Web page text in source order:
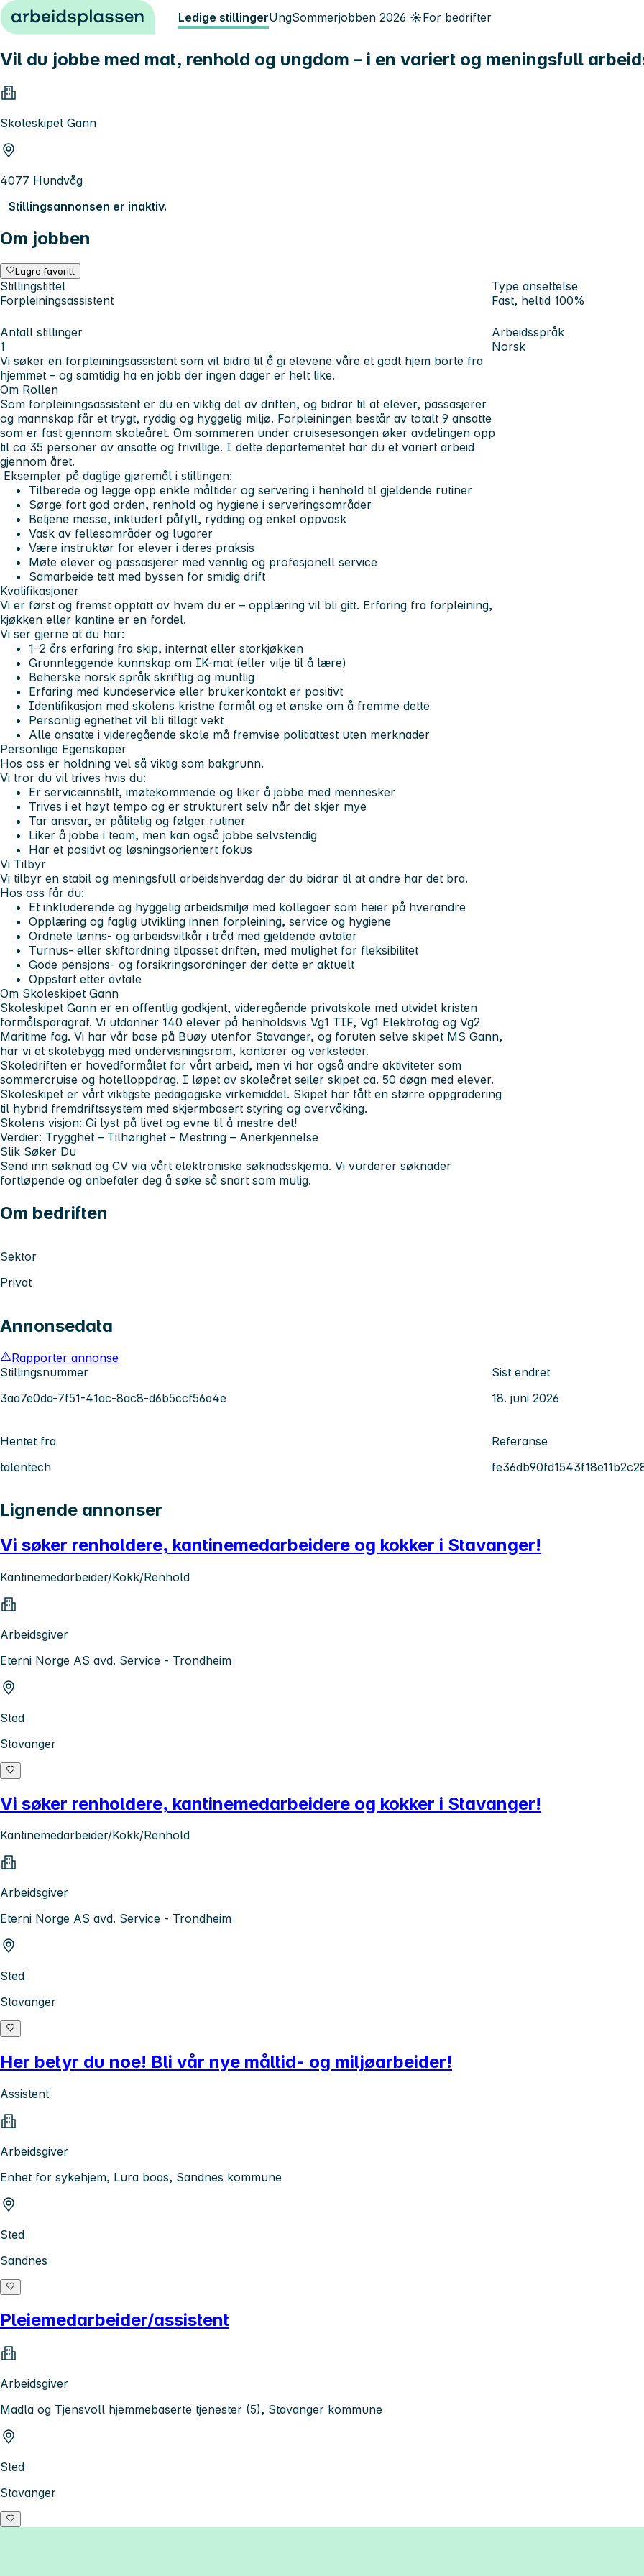
Hopp til innhold Ledige stillingerUngSommerjobben 2026 ☀️For bedrifter
Vil du jobbe med mat, renhold og ungdom – i en variert og meningsfull
Skoleskipet Gann
4077 Hundvåg
Stillingsannonsen er inaktiv.
Om jobben
Lagre favoritt
Stillingstittel
Forpleiningsassistent
Type ansettelse
Fast, heltid 100%
Antall stillinger
1
Arbeidsspråk
Norsk
Vi søker en forpleiningsassistent som vil bidra til å gi elevene våre et godt hjem borte fra
hjemmet – og samtidig ha en jobb der ingen dager er helt like.
Om Rollen
Som forpleiningsassistent er du en viktig del av driften, og bidrar til at elever, passasjerer
og mannskap får et trygt, ryddig og hyggelig miljø. Forpleiningen består av totalt 9 ansatte
som er fast gjennom skoleåret. Om sommeren under cruisesesongen øker avdelingen opp
til ca 35 personer av ansatte og frivillige. I dette departementet har du et variert arbeid
gjennom året.
Eksempler på daglige gjøremål i stillingen:
Tilberede og legge opp enkle måltider og servering i henhold til gjeldende rutiner
Sørge fort god orden, renhold og hygiene i serveringsområder
Betjene messe, inkludert påfyll, rydding og enkel oppvask
Vask av fellesområder og lugarer
Være instruktør for elever i deres praksis
Møte elever og passasjerer med vennlig og profesjonell service
Samarbeide tett med byssen for smidig drift
Kvalifikasjoner
Vi er først og fremst opptatt av hvem du er – opplæring vil bli gitt. Erfaring fra forpleining,
kjøkken eller kantine er en fordel.
Vi ser gjerne at du har:
1–2 års erfaring fra skip, internat eller storkjøkken
Grunnleggende kunnskap om IK-mat (eller vilje til å lære)
Beherske norsk språk skriftlig og muntlig
Erfaring med kundeservice eller brukerkontakt er positivt
Identifikasjon med skolens kristne formål og et ønske om å fremme dette
Personlig egnethet vil bli tillagt vekt
Alle ansatte i videregående skole må fremvise politiattest uten merknader
Personlige Egenskaper
Hos oss er holdning vel så viktig som bakgrunn.
Vi tror du vil trives hvis du:
Er serviceinnstilt, imøtekommende og liker å jobbe med mennesker
Trives i et høyt tempo og er strukturert selv når det skjer mye
Tar ansvar, er pålitelig og følger rutiner
Liker å jobbe i team, men kan også jobbe selvstendig
Har et positivt og løsningsorientert fokus
Vi Tilbyr
Vi tilbyr en stabil og meningsfull arbeidshverdag der du bidrar til at andre har det bra.
Hos oss får du:
Et inkluderende og hyggelig arbeidsmiljø med kollegaer som heier på hverandre
Opplæring og faglig utvikling innen forpleining, service og hygiene
Ordnete lønns- og arbeidsvilkår i tråd med gjeldende avtaler
Turnus- eller skiftordning tilpasset driften, med mulighet for fleksibilitet
Gode pensjons- og forsikringsordninger der dette er aktuelt
Oppstart etter avtale
Om Skoleskipet Gann
Skoleskipet Gann er en offentlig godkjent, videregående privatskole med utvidet kristen
formålsparagraf. Vi utdanner 140 elever på henholdsvis Vg1 TIF, Vg1 Elektrofag og Vg2
Maritime fag. Vi har vår base på Buøy utenfor Stavanger, og foruten selve skipet MS Gann,
har vi et skolebygg med undervisningsrom, kontorer og verksteder.
Skoledriften er hovedformålet for vårt arbeid, men vi har også andre aktiviteter som
sommercruise og hotelloppdrag. I løpet av skoleåret seiler skipet ca. 50 døgn med elever.
Skoleskipet er vårt viktigste pedagogiske virkemiddel. Skipet har fått en større oppgradering
til hybrid fremdriftssystem med skjermbasert styring og overvåking.
Skolens visjon: Gi lyst på livet og evne til å mestre det!
Verdier: Trygghet – Tilhørighet – Mestring – Anerkjennelse
Slik Søker Du
Send inn søknad og CV via vårt elektroniske søknadsskjema. Vi vurderer søknader
fortløpende og anbefaler deg å søke så snart som mulig.
Om bedriften
Sektor
Privat
Annonsedata
Rapporter annonse
Stillingsnummer
3aa7e0da-7f51-41ac-8ac8-d6b5ccf56a4e
Sist endret
18. juni 2026
Hentet fra
talentech
Referanse
Lignende annonser
Vi søker renholdere, kantinemedarbeidere og kokker i Stavanger!
Kantinemedarbeider/Kokk/Renhold
Arbeidsgiver
Eterni Norge AS avd. Service - Trondheim
Sted
Stavanger
Vi søker renholdere, kantinemedarbeidere og kokker i Stavanger!
Kantinemedarbeider/Kokk/Renhold
Arbeidsgiver
Eterni Norge AS avd. Service - Trondheim
Sted
Stavanger
Her betyr du noe! Bli vår nye måltid- og miljøarbeider!
Assistent
Arbeidsgiver
Enhet for sykehjem, Lura boas, Sandnes kommune
Sted
Sandnes
Pleiemedarbeider/assistent
Arbeidsgiver
Madla og Tjensvoll hjemmebaserte tjenester (5), Stavanger kommune
Sted
Stavanger